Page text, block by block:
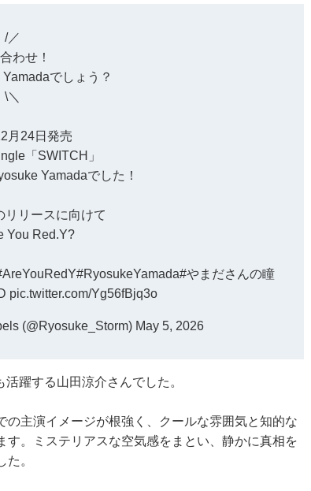
/／
わせ！
でしょう？
\＼
月24日発売
「SWITCH」
Yamadaでした！
リリースに向けて
You Red.Y?
#RyosukeYamada#やまださんの瞳
pic.twitter.com/Yg56fBjq3o
(@Ryosuke_Storm) May 5, 2026
躍する山田涼介さんでした。
の主演イメージが根強く、クールな雰囲気と知的な
。ミステリアスな空気感をまとい、静かに真相を
。